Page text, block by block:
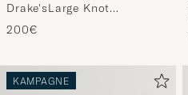
Drake'sLarge Knot
Handrolled Grenadine Silk
TieNavy
200€
KAMPAGNE